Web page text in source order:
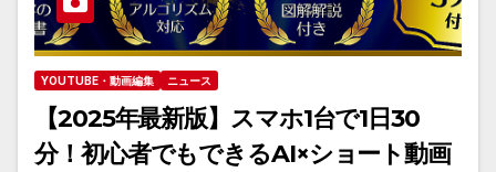
YOUTUBE・動画編集 ニュース
【2025年最新版】スマホ1台で1日30
分！初心者でもできるAI×ショート動画